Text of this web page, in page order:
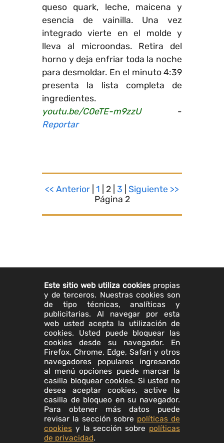
queso quark, leche, maicena y
esencia de vainilla. Una vez
integrado vierte en el molde y
lleva al microondas. Retira del
horno y deja enfriar toda la noche
para desmoldar. En el minuto 4:39
presenta la lista completa de
ingredientes.
youtu.be/C0eTE-m9zzU-
Reportar
<< Anterior 1 | 2 | 3
Siguiente >>
Página 2
Este sitio web utiliza cookies propias
y de terceros. Nuestras cookies son
de tipo técnicas, analíticas y
publicitarias. Al navegar por esta
web usted acepta la utilización de
cookies. Usted puede bloquear las
cookies desde su navegador. En
Firefox, Chrome, Edge, Safari y otros
navegadores populares ingresando
al menú opciones puede marcar la
casilla bloquear cookies. Si usted no
desea aceptar cookies, active la
casilla de bloqueo en su navegador.
Para obtener más datos puede
revisar la sección sobre políticas de
cookies y la sección sobre políticas
de privacidad.